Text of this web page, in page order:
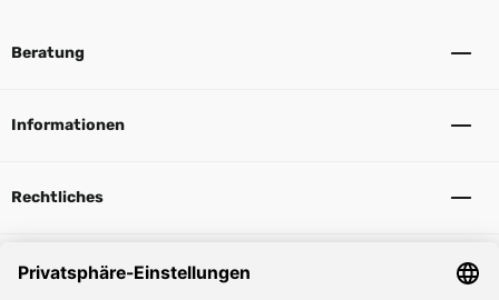
Beratung
Informationen
Rechtliches